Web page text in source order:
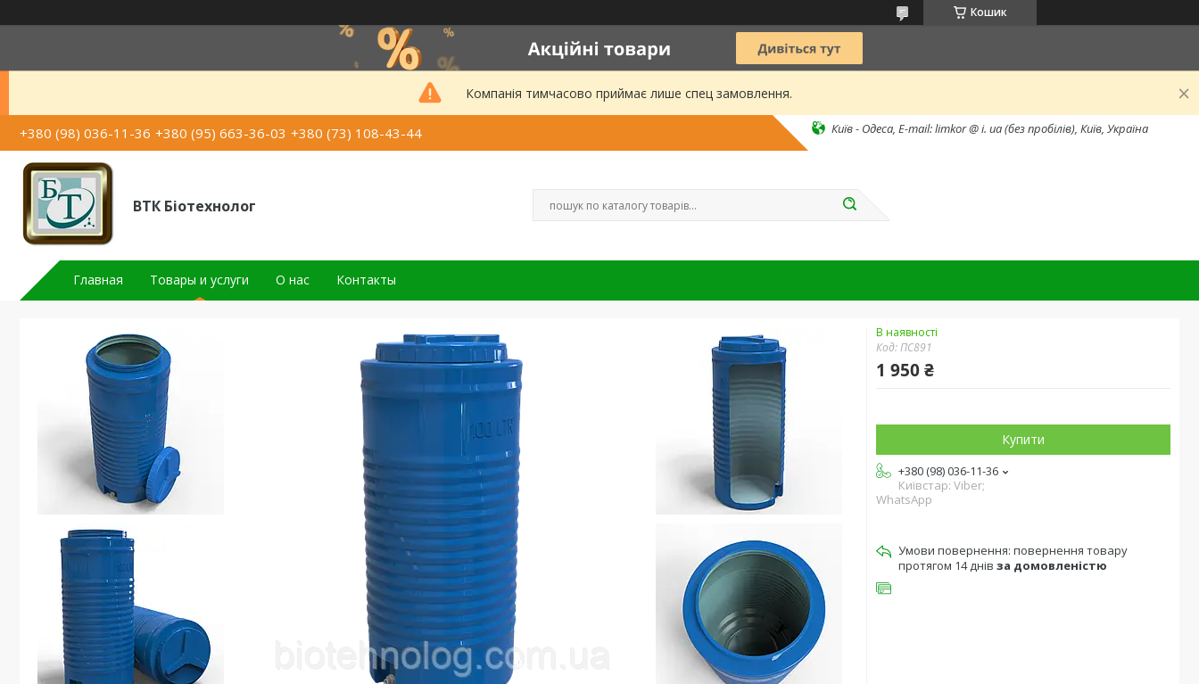
Кошик
Компанія тимчасово приймає лише спец замовлення.
+380 (98) 036-11-36 +380 (95) 663-36-03 +380 (73) 108-43-44 Київ - Одеса, E-mail: limkor @ i. ua (без пробілів), Київ, Україна
ВТК Біотехнолог
Главная Товары и услуги О нас Контакты
В наявності
Код:ПС891
1 950 ₴
Купити
+380 (98) 036-11-36
Київстар: Viber;
WhatsApp
повернення товару
протягом 14 днів за домовленістю